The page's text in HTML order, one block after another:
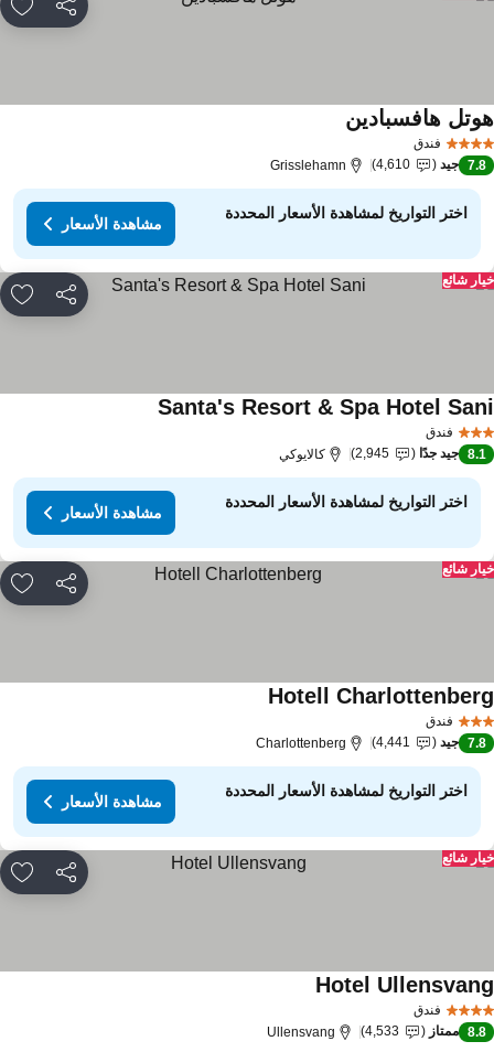
مشاركة
فندق
هافسبادين
7.8 جيد 4,610
Grisslehamn
اختر التواريخ لمشاهدة الأسعار المحددة
مشاهدة الأسعار
مشاركة
شائع
فندق
Santa's Resort & Spa Hotel
8.1 جيد جدًا 2,945 كالايوكي
اختر التواريخ لمشاهدة الأسعار المحددة
مشاهدة الأسعار
مشاركة
شائع
فندق
Hotell
7.8 جيد 4,441
Charlottenberg
اختر التواريخ لمشاهدة الأسعار المحددة
مشاهدة الأسعار
مشاركة
شائع
فندق
Hotel
8.8 ممتاز 4,533
Ullensvang